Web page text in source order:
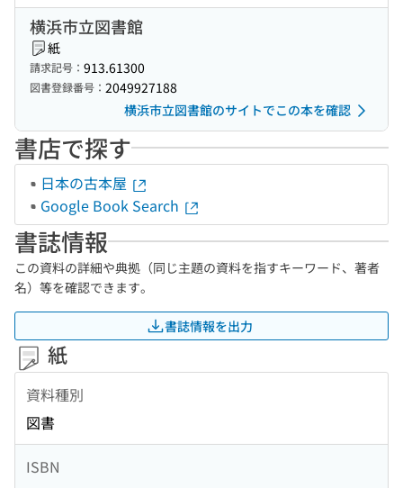
横浜市立図書館
紙
請求記号： 913.61300
図書登録番号： 2049927188
横浜市立図書館のサイトでこの本を確認
書店で探す
日本の古本屋
Google Book Search
書誌情報
この資料の詳細や典拠（同じ主題の資料を指すキーワード、著者
名）等を確認できます。
書誌情報を出力
紙
資料種別
図書
ISBN